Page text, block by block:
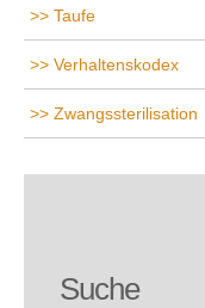
Taufe
Verhaltenskodex
Zwangssterilisation
Suche